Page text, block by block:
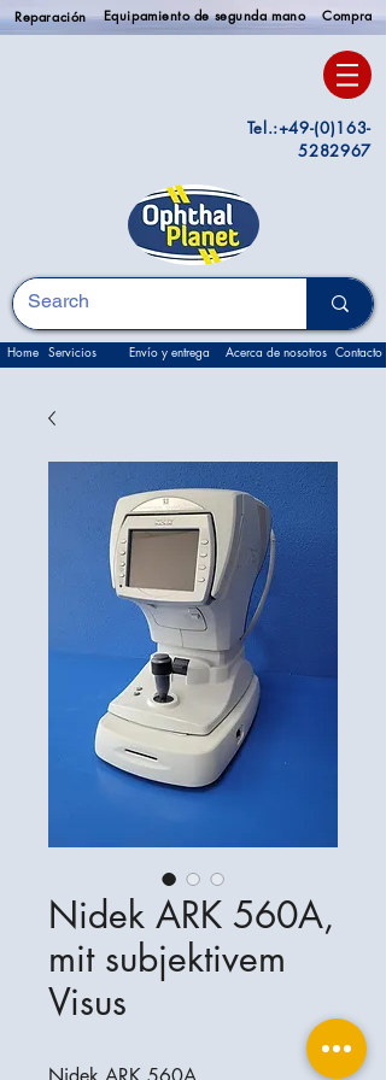
Reparación Equipamiento de segunda mano Compra
Tel.:+49-(0)163-
5282967
Home Servicios Envío y entrega Acerca de nosotros Contacto
Nidek ARK 560A,
mit subjektivem
Visus